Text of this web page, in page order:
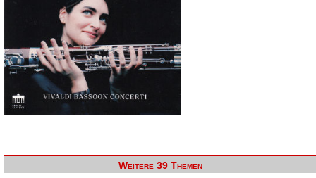
Weitere 39 Themen